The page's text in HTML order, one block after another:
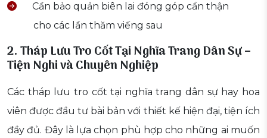
Cần bảo quản biên lai đóng góp cẩn thận
cho các lần thăm viếng sau
2. Tháp Lưu Tro Cốt Tại Nghĩa Trang Dân Sự –
Tiện Nghi và Chuyên Nghiệp
Các tháp lưu tro cốt tại nghĩa trang dân sự hay hoa
viên được đầu tư bài bản với thiết kế hiện đại, tiện ích
đầy đủ. Đây là lựa chọn phù hợp cho những ai muốn